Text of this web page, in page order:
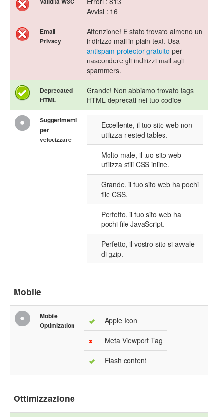
Avvisi : 16
Email
Privacy
Attenzione! E stato trovato almeno un
indirizzo mail in plain text. Usa
antispam protector gratuito per
nascondere gli indirizzi mail agli
spammers.
Deprecated
HTML
Grande! Non abbiamo trovato tags
HTML deprecati nel tuo codice.
Suggerimenti
per
velocizzare
Eccellente, il tuo sito web non
utilizza nested tables.
Molto male, il tuo sito web
utilizza stili CSS inline.
Grande, il tuo sito web ha pochi
file CSS.
Perfetto, il tuo sito web ha
pochi file JavaScript.
Perfetto, il vostro sito si avvale
di gzip.
Mobile
Mobile
Optimization
Apple Icon
Meta Viewport Tag
Flash content
Ottimizzazione